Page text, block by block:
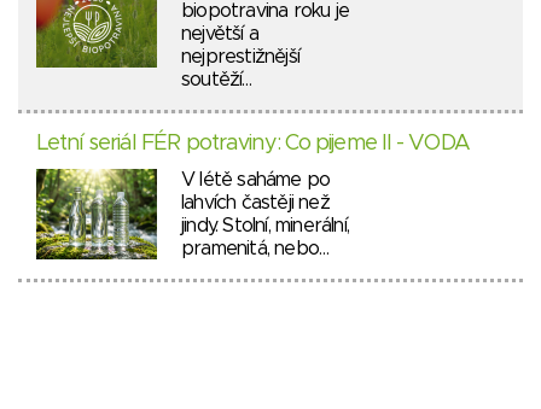
biopotravina roku je
největší a
nejprestižnější
soutěží…
Letní seriál FÉR potraviny: Co pijeme II - VODA
V létě saháme po
lahvích častěji než
jindy. Stolní, minerální,
pramenitá, nebo…